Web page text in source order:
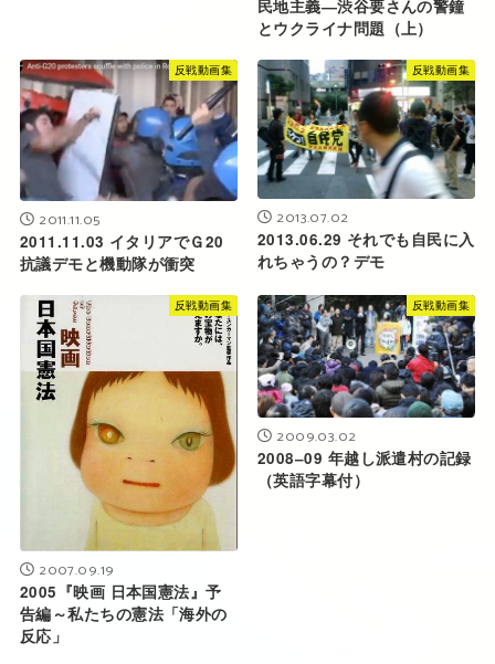
民地主義―渋谷要さんの警鐘
とウクライナ問題（上）
反戦動画集
2011.11.05
2011.11.03 イタリアでＧ20
抗議デモと機動隊が衝突
反戦動画集
2013.07.02
2013.06.29 それでも自民に入
れちゃうの？デモ
反戦動画集
2007.09.19
2005『映画 日本国憲法』予
告編～私たちの憲法「海外の
反応」
反戦動画集
2009.03.02
2008–09 年越し派遣村の記録
（英語字幕付）